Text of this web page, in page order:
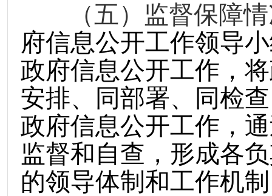
（五）监督保障情
府信息公开工作领导
政府信息公开工作，
安排、同部署、同检
政府信息公开工作，
监督和自查，形成各
的领导体制和工作机